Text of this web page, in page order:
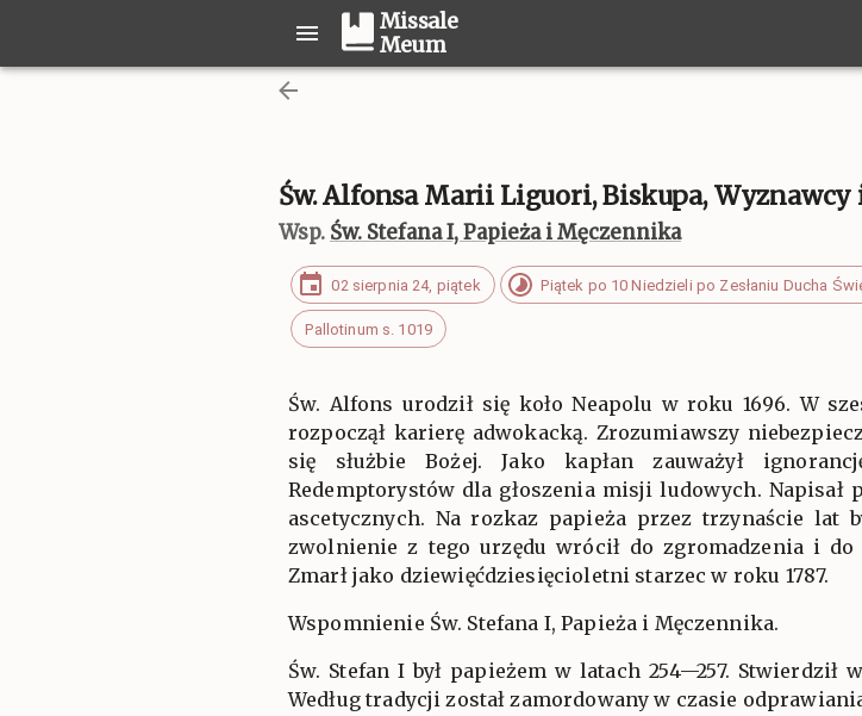
Missale
Meum
Św. Alfonsa Marii Liguori, Biskupa, Wyznawcy
Wsp. Św. Stefana I, Papieża i Męczennika
02 sierpnia 24, piątek Piątek po 10 Niedzieli po Zesłaniu Ducha
Pallotinum s. 1019
Św. Alfons urodził się koło Neapolu w roku 1696. W
rozpoczął karierę adwokacką. Zrozumiawszy
się służbie Bożej. Jako kapłan zauważył
Redemptorystów dla głoszenia misji ludowych.
ascetycznych. Na rozkaz papieża przez trzynaście lat
zwolnienie z tego urzędu wrócił do zgromadzenia i
Zmarł jako dziewięćdziesięcioletni starzec w roku 1787.
Wspomnienie Św. Stefana I, Papieża i Męczennika.
Św. Stefan I był papieżem w latach 254—257.
Według tradycji został zamordowany w czasie